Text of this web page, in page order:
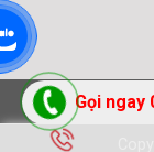
Thiết
Gọi ngay